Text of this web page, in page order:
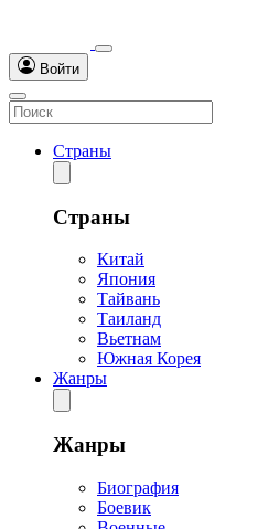
Войти
Страны
Страны
Китай
Япония
Тайвань
Таиланд
Вьетнам
Южная Корея
Жанры
Жанры
Биография
Боевик